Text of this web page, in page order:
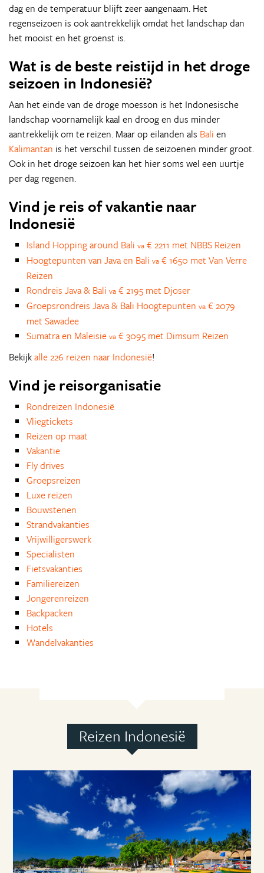
dag en de temperatuur blijft zeer aangenaam. Het
regenseizoen is ook aantrekkelijk omdat het landschap dan
het mooist en het groenst is.
Wat is de beste reistijd in het droge
seizoen in Indonesië?
Aan het einde van de droge moesson is het Indonesische
landschap voornamelijk kaal en droog en dus minder
aantrekkelijk om te reizen. Maar op eilanden als Bali en
Kalimantan is het verschil tussen de seizoenen minder groot.
Ook in het droge seizoen kan het hier soms wel een uurtje
per dag regenen.
Vind je reis of vakantie naar
Indonesië
Island Hopping around Bali va € 2211 met NBBS Reizen
Hoogtepunten van Java en Bali va € 1650 met Van Verre
Reizen
Rondreis Java & Bali va € 2195 met Djoser
Groepsrondreis Java & Bali Hoogtepunten va € 2079
met Sawadee
Sumatra en Maleisie va € 3095 met Dimsum Reizen
Bekijkalle 226 reizen naar Indonesië!
Vind je reisorganisatie
Rondreizen Indonesië
Vliegtickets
Reizen op maat
Vakantie
Fly drives
Groepsreizen
Luxe reizen
Bouwstenen
Strandvakanties
Vrijwilligerswerk
Specialisten
Fietsvakanties
Familiereizen
Jongerenreizen
Backpacken
Hotels
Wandelvakanties
Reizen Indonesië